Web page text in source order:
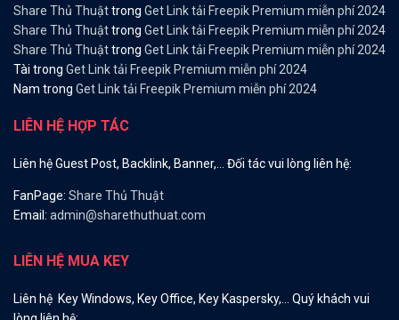
Share Thủ Thuậttrong Get Link tải Freepik Premium miễn phí 2024
Share Thủ Thuậttrong Get Link tải Freepik Premium miễn phí 2024
Share Thủ Thuậttrong Get Link tải Freepik Premium miễn phí 2024
Tài trong Get Link tải Freepik Premium miễn phí 2024
Nam trong Get Link tải Freepik Premium miễn phí 2024
LIÊN HỆ HỢP TÁC
Liên hệ Guest Post, Backlink, Banner,… Đối tác vui lòng liên hệ:
FanPage: Share Thủ Thuật
Email: admin@sharethuthuat.com
LIÊN HỆ MUA KEY
Liên hệ Key Windows, Key Office, Key Kaspersky,… Quý khách vui